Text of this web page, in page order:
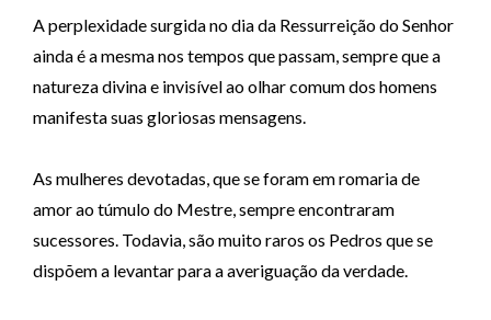
á
u
d
i
A perplexidade surgida no dia da Ressurreição do Senhor
ainda é a mesma nos tempos que passam, sempre que a
natureza divina e invisível ao olhar comum dos homens
manifesta suas gloriosas mensagens.
As mulheres devotadas, que se foram em romaria de
amor ao túmulo do Mestre,sempre encontraram
sucessores. Todavia, são muito raros os Pedros que se
dispõem a levantar para a averiguação da verdade.